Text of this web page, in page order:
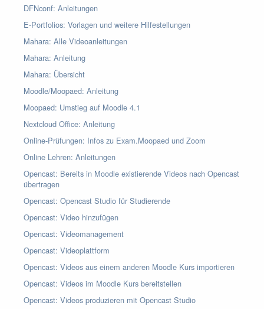
DFNconf: Anleitungen
E-Portfolios: Vorlagen und weitere Hilfestellungen
Mahara: Alle Videoanleitungen
Mahara: Anleitung
Mahara: Übersicht
Moodle/Moopaed: Anleitung
Moopaed: Umstieg auf Moodle 4.1
Nextcloud Office: Anleitung
Online-Prüfungen: Infos zu Exam.Moopaed und Zoom
Online Lehren: Anleitungen
Opencast: Bereits in Moodle existierende Videos nach Opencast
übertragen
Opencast: Opencast Studio für Studierende
Opencast: Video hinzufügen
Opencast: Videomanagement
Opencast: Videoplattform
Opencast: Videos aus einem anderen Moodle Kurs importieren
Opencast: Videos im Moodle Kurs bereitstellen
Opencast: Videos produzieren mit Opencast Studio